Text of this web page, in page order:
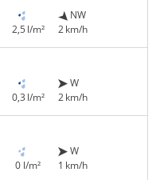
2,5 l/m²
NW
2 km/h
0,3 l/m²
W
2 km/h
0 l/m²
W
1 km/h